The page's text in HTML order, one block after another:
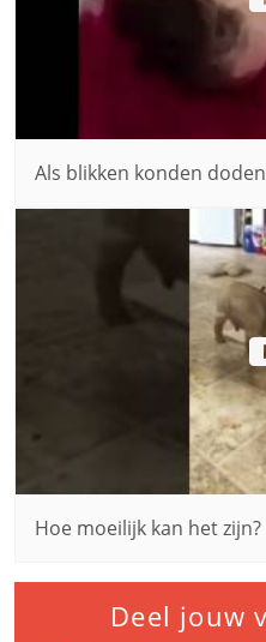
Als blikken konden
Hoe moeilijk kan het zijn?
Deel jouw